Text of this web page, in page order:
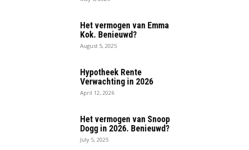
Het vermogen van Emma
Kok. Benieuwd?
August 5, 2025
Hypotheek Rente
Verwachting in 2026
April 12, 2026
Het vermogen van Snoop
Dogg in 2026. Benieuwd?
July 5, 2025